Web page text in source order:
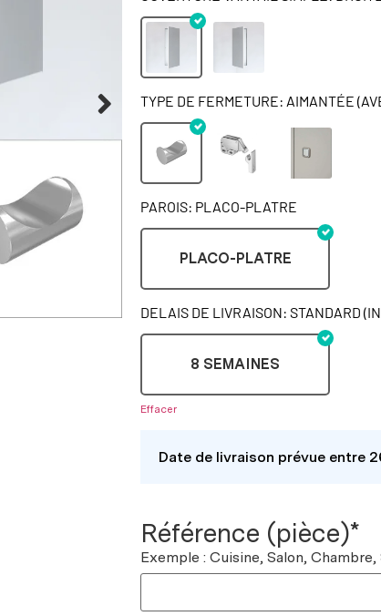
TYPE DE FERMETURE: AIMANTÉE
PAROIS: PLACO-PLATRE
PLACO-PLATRE
DELAIS DE LIVRAISON: STANDARD
8 SEMAINES
Effacer
Date de livraison prévue entre
Référence (pièce)*
Exemple : Cuisine, Salon,